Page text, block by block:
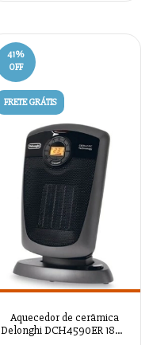
41%
OFF
FRETE GRÁTIS
Aquecedor de cerâmica
Delonghi DCH4590ER 1800